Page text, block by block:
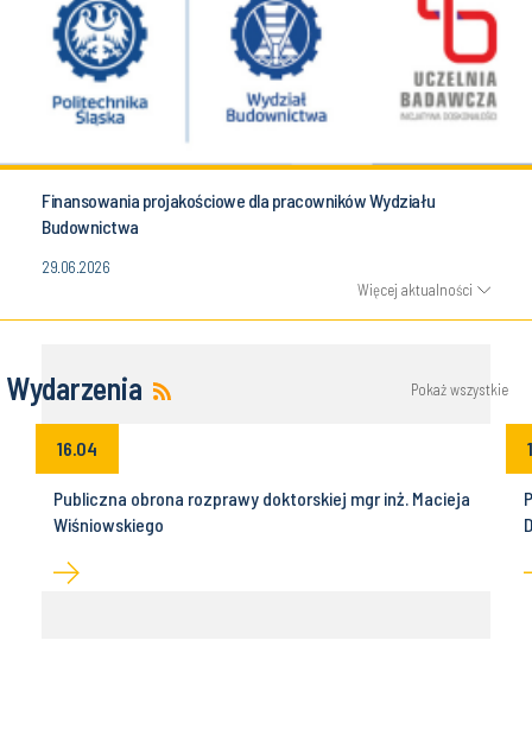
Finansowania projakościowe dla pracowników Wydziału
Budownictwa
29.06.2026
Więcej aktualności
Wydarzenia Pokaż wszystkie
16.04
Publiczna obrona rozprawy doktorskiej mgr inż. Macieja
Wiśniowskiego